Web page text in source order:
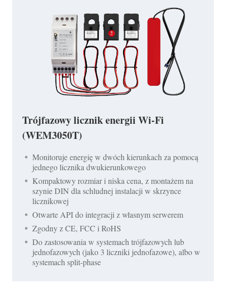
Trójfazowy licznik energii Wi-Fi
(WEM3050T)
Monitoruje energię w dwóch kierunkach za pomocą
jednego licznika dwukierunkowego
Kompaktowy rozmiar i niska cena, z montażem na
szynie DIN dla schludnej instalacji w skrzynce
licznikowej
Otwarte API do integracji z własnym serwerem
Zgodny z CE, FCC i RoHS
Do zastosowania w systemach trójfazowych lub
jednofazowych (jako 3 liczniki jednofazowe), albo w
systemach split-phase